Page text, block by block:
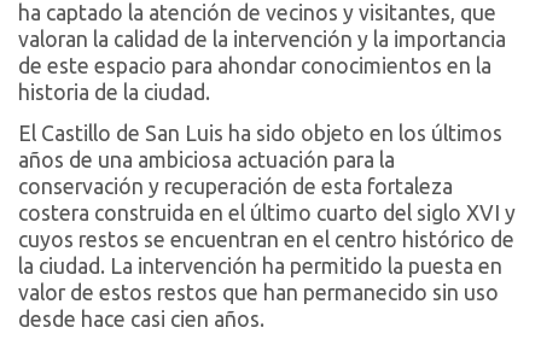
ha captado la atención de vecinos y visitantes, que
valoran la calidad de la intervención y la importancia
de este espacio para ahondar conocimientos en la
historia de la ciudad.
El Castillo de San Luis ha sido objeto en los últimos
años de una ambiciosa actuación para la
conservación y recuperación de esta fortaleza
costera construida en el último cuarto del siglo XVI y
cuyos restos se encuentran en el centro histórico de
la ciudad. La intervención ha permitido la puesta en
valor de estos restos que han permanecido sin uso
desde hace casi cien años.